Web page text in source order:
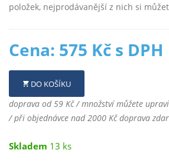
položek, nejprodávanější z nich si
Cena: 575 Kč s DPH
DO KOŠÍKU
doprava od 59 Kč / množství můžete
/ při objednávce nad 2000 Kč doprava
Skladem 13 ks